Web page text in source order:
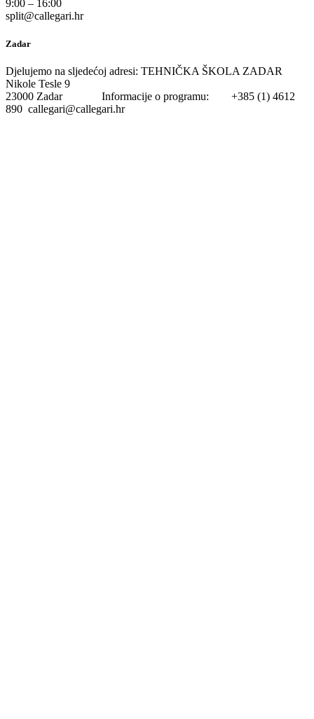
9:00 – 16:00
split@callegari.hr
Zadar
Djelujemo na sljedećoj adresi: TEHNIČKA ŠKOLA ZADAR
Nikole Tesle 9
23000 Zadar Informacije o programu: +385 (1) 4612
890 callegari@callegari.hr